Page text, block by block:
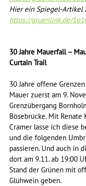
Hier ein Spiegel-Artikel
https://gruenlink.de/
30 Jahre Mauerfall –
Curtain Trail
30 Jahre offene
Mauer zuerst am 9.
Grenzübergang
Bösebrücke. Mit
Cramer lasse ich diese
und die folgenden
passieren. Und auch in
dort am 9.11. ab 19:00
Stand der Grünen mit
Glühwein geben.